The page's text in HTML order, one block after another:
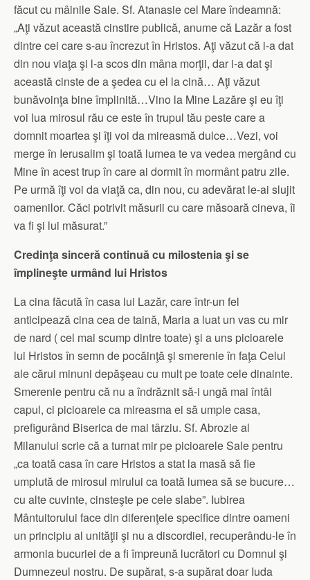
făcut cu mâinile Sale. Sf. Atanasie cel Mare îndeamnă:
„Aţi văzut această cinstire publică, anume că Lazăr a fost
dintre cei care s-au încrezut în Hristos. Aţi văzut că i-a dat
din nou viaţa şi l-a scos din mâna morţii, dar i-a dat şi
această cinste de a şedea cu el la cină… Aţi văzut
bunăvoinţa bine împlinită…Vino la Mine Lazăre şi eu îţi
voi lua mirosul rău ce este în trupul tău peste care a
domnit moartea şi îţi voi da mireasmă dulce…Vezi, voi
merge în Ierusalim şi toată lumea te va vedea mergând cu
Mine în acest trup în care ai dormit în mormânt patru zile.
Pe urmă îţi voi da viaţă ca, din nou, cu adevărat le-ai slujit
oamenilor. Căci potrivit măsurii cu care măsoară cineva, îi
va fi şi lui măsurat.”
Credinţa sinceră continuă cu milostenia şi se
împlineşte urmând lui Hristos
La cina făcută în casa lui Lazăr, care într-un fel
anticipează cina cea de taină, Maria a luat un vas cu mir
de nard ( cel mai scump dintre toate) şi a uns picioarele
lui Hristos în semn de pocăinţă şi smerenie în faţa Celui
ale cărui minuni depăşeau cu mult pe toate cele dinainte.
Smerenie pentru că nu a îndrăznit să-i ungă mai întâi
capul, ci picioarele ca mireasma ei să umple casa,
prefigurând Biserica de mai târziu. Sf. Abrozie al
Milanului scrie că a turnat mir pe picioarele Sale pentru
„ca toată casa în care Hristos a stat la masă să fie
umplută de mirosul mirului ca toată lumea să se bucure…
cu alte cuvinte, cinsteşte pe cele slabe”. Iubirea
Mântuitorului face din diferenţele specifice dintre oameni
un principiu al unităţii şi nu a discordiei, recuperându-le în
armonia bucuriei de a fi împreună lucrători cu Domnul şi
Dumnezeul nostru. De supărat, s-a supărat doar Iuda